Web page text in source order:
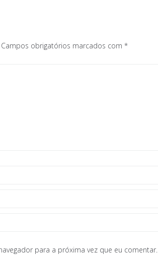
Campos obrigatórios marcados com *
para a próxima vez que eu comentar.